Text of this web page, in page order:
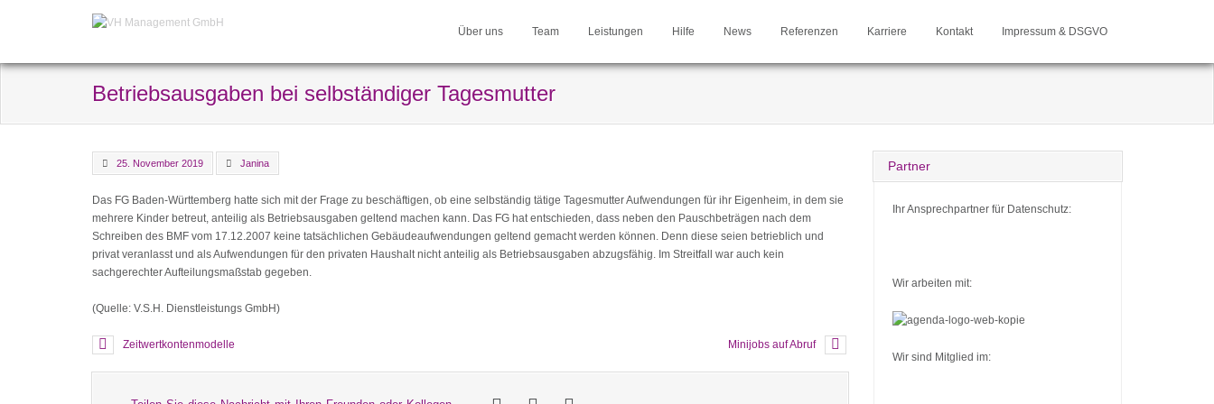
Über uns Team Leistungen Hilfe News Referenzen Karriere Kontakt Impressum & DSGVO
Betriebsausgaben bei selbständiger Tagesmutter
25. November 2019 Janina
Das FG Baden-Württemberg hatte sich mit der Frage zu beschäftigen, ob eine selbständig tätige Tagesmutter Aufwendungen für ihr Eigenheim, in dem sie
mehrere Kinder betreut, anteilig als Betriebsausgaben geltend machen kann. Das FG hat entschieden, dass neben den Pauschbeträgen nach dem
Schreiben des BMF vom 17.12.2007 keine tatsächlichen Gebäudeaufwendungen geltend gemacht werden können. Denn diese seien betrieblich und
privat veranlasst und als Aufwendungen für den privaten Haushalt nicht anteilig als Betriebsausgaben abzugsfähig. Im Streitfall war auch kein
sachgerechter Aufteilungsmaßstab gegeben.
(Quelle: V.S.H. Dienstleistungs GmbH)
Zeitwertkontenmodelle Minijobs auf Abruf
Partner
Ihr Ansprechpartner für Datenschutz:
Wir arbeiten mit:
Wir sind Mitglied im: